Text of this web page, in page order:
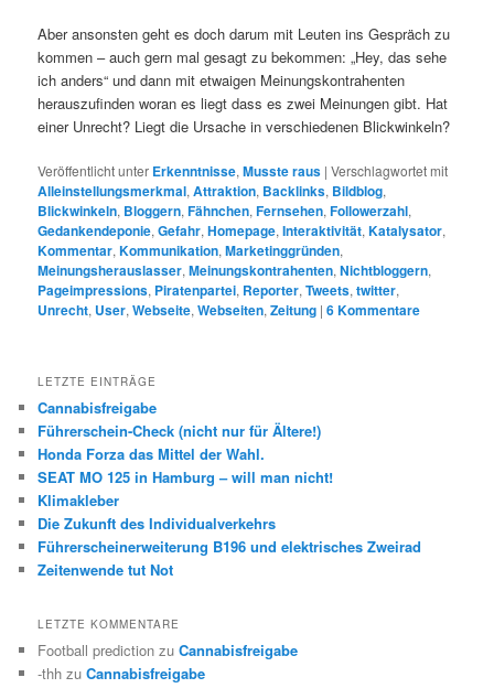
Aber ansonsten geht es doch darum mit Leuten ins Gespräch zu
kommen – auch gern mal gesagt zu bekommen: „Hey, das sehe
ich anders“ und dann mit etwaigen Meinungskontrahenten
herauszufinden woran es liegt dass es zwei Meinungen gibt. Hat
einer Unrecht? Liegt die Ursache in verschiedenen Blickwinkeln?
Veröffentlicht unter Erkenntnisse,Musste raus |Verschlagwortet mit
Alleinstellungsmerkmal,Attraktion, Backlinks, Bildblog,
Blickwinkeln, Bloggern,Fähnchen,Fernsehen,Followerzahl,
Gedankendeponie,Gefahr,Homepage,Interaktivität,Katalysator,
Kommentar,Kommunikation,Marketinggründen,
Meinungsherauslasser,Meinungskontrahenten,Nichtbloggern,
Pageimpressions, Piratenpartei, Reporter,Tweets,twitter,
Unrecht, User,Webseite,Webseiten,Zeitung |6Kommentare
LETZTE EINTRÄGE
Cannabisfreigabe
Führerschein-Check (nicht nur für Ältere!)
Honda Forza das Mittel der Wahl.
SEAT MO 125 in Hamburg – will man nicht!
Klimakleber
Die Zukunft des Individualverkehrs
Führerscheinerweiterung B196 und elektrisches Zweirad
Zeitenwende tut Not
LETZTE KOMMENTARE
Football prediction zuCannabisfreigabe
-thh zuCannabisfreigabe